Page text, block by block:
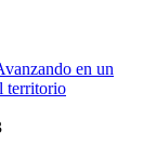
en un
territorio